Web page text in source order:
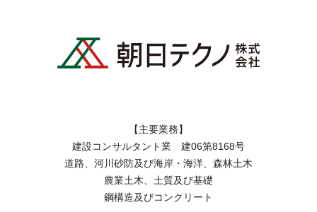
【主要業務】
建設コンサルタント業 建06第8168号
道路、河川砂防及び海岸・海洋、森林土木
農業土木、土質及び基礎
鋼構造及びコンクリート